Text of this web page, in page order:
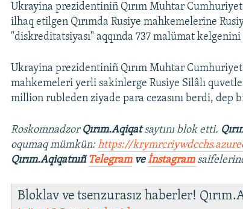
Ukrayina prezidentiniñ Qırım Muhtar
ilhaq etilgen Qırımda Rusiye mahkemelerine
"diskreditatsiyası" aqqında 737 malümat
Ukrayina prezidentiniñ Qırım Muhtar
mahkemeleri yerli sakinlerge Rusiye Silâlı
million rubleden ziyade para cezasını berdi, dep
Roskomnadzor Qırım.Aqiqatsaytını blok etti.
oqumaq mümkün:https://
Qırım.AqiqatnıñTelegramveİnstagram
Bloklav ve tsenzurasız haberler!